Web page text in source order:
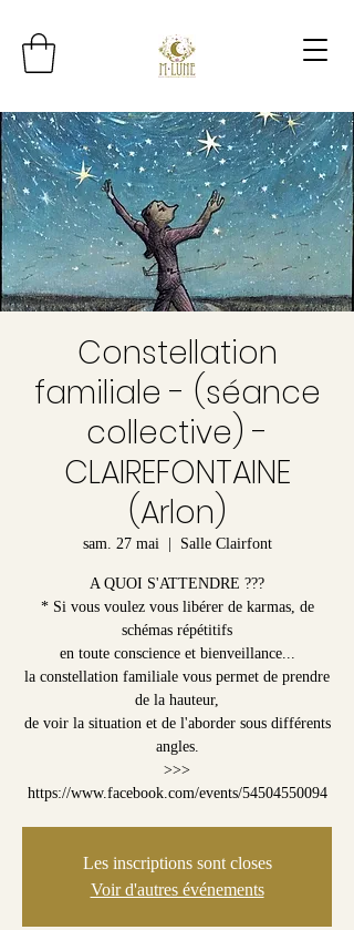
Constellation
familiale - (séance
collective) -
CLAIREFONTAINE
(Arlon)
sam. 27 mai
  |
Salle Clairfont
A QUOI S'ATTENDRE ???
* Si vous voulez vous libérer de karmas, de
schémas répétitifs
en toute conscience et bienveillance...
la constellation familiale vous permet de prendre
de la hauteur,
de voir la situation et de l'aborder sous différents
angles.
>>>
https://www.facebook.com/events/54504550094
Les inscriptions sont closes
Voir d'autres événements